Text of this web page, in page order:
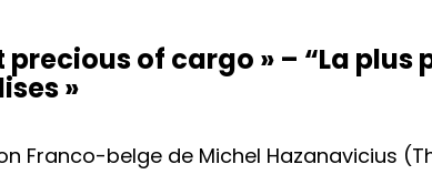
precious of cargo » – “La plus
»
Franco-belge de Michel Hazanavicius